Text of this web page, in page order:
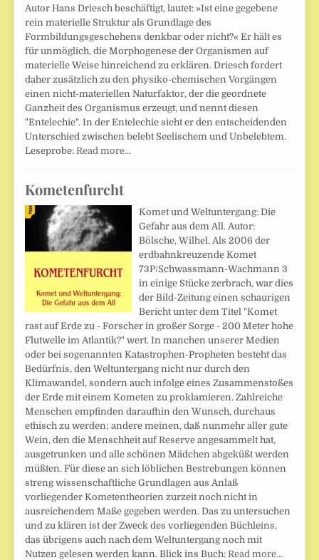
Autor Hans Driesch beschäftigt, lautet: »Ist eine gegebene
rein materielle Struktur als Grundlage des
Formbildungsgeschehens denkbar oder nicht?« Er hält es
für unmöglich, die Morphogenese der Organismen auf
materielle Weise hinreichend zu erklären. Driesch fordert
daher zusätzlich zu den physiko-chemischen Vorgängen
einen nicht-materiellen Naturfaktor, der die geordnete
Ganzheit des Organismus erzeugt, und nennt diesen
"Entelechie". In der Entelechie sieht er den entscheidenden
Unterschied zwischen belebt Seelischem und Unbelebtem.
Leseprobe: Read more…
Kometenfurcht
Komet und Weltuntergang: Die
Gefahr aus dem All. Autor:
Bölsche, Wilhel. Als 2006 der
erdbahnkreuzende Komet
73P/Schwassmann-Wachmann 3
in einige Stücke zerbrach, war dies
der Bild-Zeitung einen schaurigen
Bericht unter dem Titel "Komet
rast auf Erde zu - Forscher in großer Sorge - 200 Meter hohe
Flutwelle im Atlantik?" wert. In manchen unserer Medien
oder bei sogenannten Katastrophen-Propheten besteht das
Bedürfnis, den Weltuntergang nicht nur durch den
Klimawandel, sondern auch infolge eines Zusammenstoßes
der Erde mit einem Kometen zu proklamieren. Zahlreiche
Menschen empfinden daraufhin den Wunsch, durchaus
ethisch zu werden; andere meinen, daß nunmehr aller gute
Wein, den die Menschheit auf Reserve angesammelt hat,
ausgetrunken und alle schönen Mädchen abgeküßt werden
müßten. Für diese an sich löblichen Bestrebungen können
streng wissenschaftliche Grundlagen aus Anlaß
vorliegender Kometentheorien zurzeit noch nicht in
ausreichendem Maße gegeben werden. Das zu untersuchen
und zu klären ist der Zweck des vorliegenden Büchleins,
das übrigens auch nach dem Weltuntergang noch mit
Nutzen gelesen werden kann. Blick ins Buch: Read more…